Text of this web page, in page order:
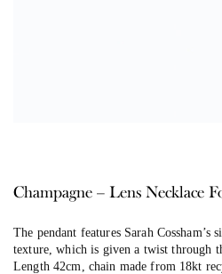
Champagne – Lens Necklace
The pendant features Sarah Cossham’s
texture, which is given a twist through
Length 42cm, chain made from 18kt